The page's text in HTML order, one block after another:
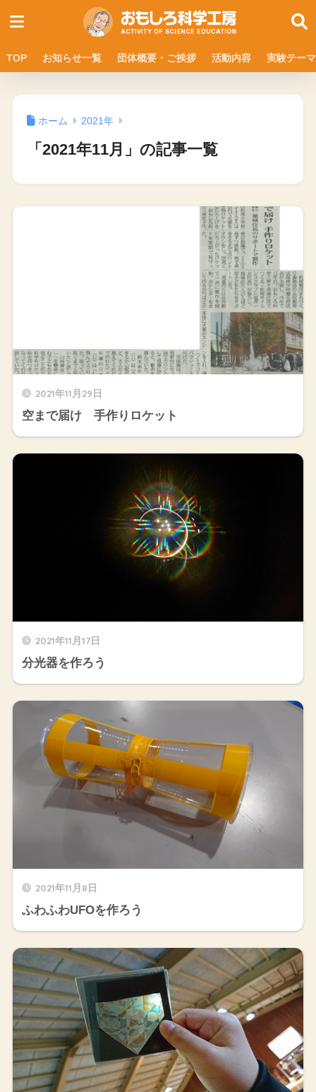
TOP お知らせ一覧 団体概要・ご挨拶 活動内容 実験テーマ
ホーム 2021年
「2021年11月」の記事一覧
2021年11月29日
空まで届け 手作りロケット
2021年11月17日
分光器を作ろう
2021年11月8日
ふわふわUFOを作ろう